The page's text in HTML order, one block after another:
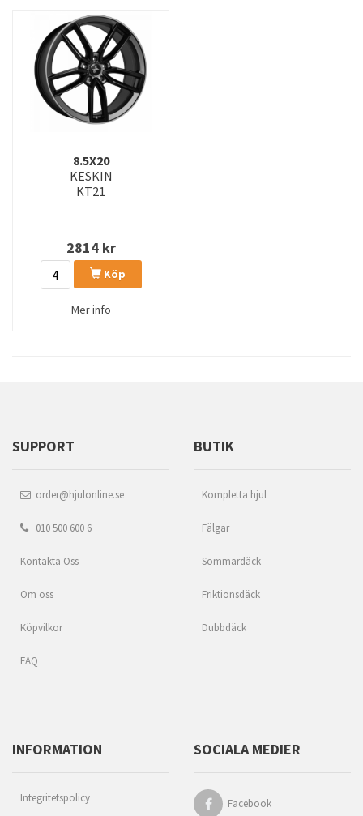
8.5X20
KESKIN
KT21
2814kr
Köp
Mer info
SUPPORT
order@hjulonline.se
010 500 600 6
Kontakta Oss
Om oss
Köpvilkor
FAQ
BUTIK
Kompletta hjul
Fälgar
Sommardäck
Friktionsdäck
Dubbdäck
INFORMATION
Integritetspolicy
SOCIALA MEDIER
Facebook